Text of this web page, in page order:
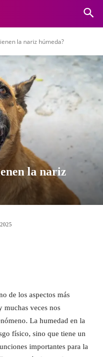
la nariz húmeda?
la nariz
de los aspectos más
muchas veces nos
La humedad en la
físico, sino que tiene un
importantes para la